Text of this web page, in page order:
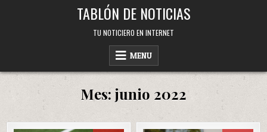
TABLÓN DE NOTICIAS
TU NOTICIERO EN INTERNET
MENU
Mes: junio 2022